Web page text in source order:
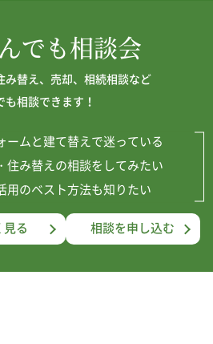
でも相談会
替え、売却、相続相談など
相談できます！
ームと建て替えで迷っている
住み替えの相談をしてみたい
用のベスト方法も知りたい
る 相談を申し込む